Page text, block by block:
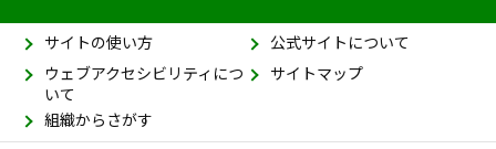
サイトの使い方
公式サイトについて
ウェブアクセシビリティにつ
いて
サイトマップ
組織からさがす